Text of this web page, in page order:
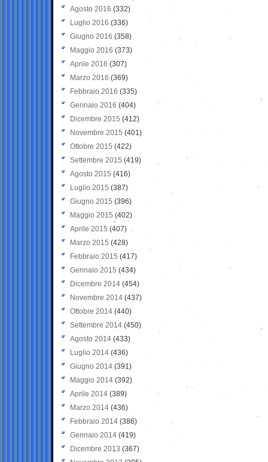
Agosto 2016 (332)
Luglio 2016 (336)
Giugno 2016 (358)
Maggio 2016 (373)
Aprile 2016 (307)
Marzo 2016 (369)
Febbraio 2016 (335)
Gennaio 2016 (404)
Dicembre 2015 (412)
Novembre 2015 (401)
Ottobre 2015 (422)
Settembre 2015 (419)
Agosto 2015 (416)
Luglio 2015 (387)
Giugno 2015 (396)
Maggio 2015 (402)
Aprile 2015 (407)
Marzo 2015 (428)
Febbraio 2015 (417)
Gennaio 2015 (434)
Dicembre 2014 (454)
Novembre 2014 (437)
Ottobre 2014 (440)
Settembre 2014 (450)
Agosto 2014 (433)
Luglio 2014 (436)
Giugno 2014 (391)
Maggio 2014 (392)
Aprile 2014 (389)
Marzo 2014 (436)
Febbraio 2014 (386)
Gennaio 2014 (419)
Dicembre 2013 (367)